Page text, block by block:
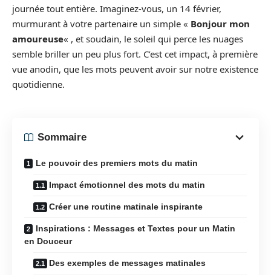
journée tout entière. Imaginez-vous, un 14 février,
murmurant à votre partenaire un simple « Bonjour mon
amoureuse« , et soudain, le soleil qui perce les nuages
semble briller un peu plus fort. C’est cet impact, à première
vue anodin, que les mots peuvent avoir sur notre existence
quotidienne.
Sommaire
Le pouvoir des premiers mots du matin
Impact émotionnel des mots du matin
Créer une routine matinale inspirante
Inspirations : Messages et Textes pour un Matin
en Douceur
Des exemples de messages matinales